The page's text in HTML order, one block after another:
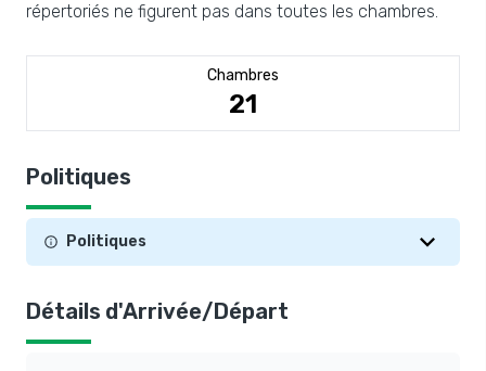
répertoriés ne figurent pas dans toutes les chambres.
Chambres
21
Politiques
Politiques
Détails d'Arrivée/Départ